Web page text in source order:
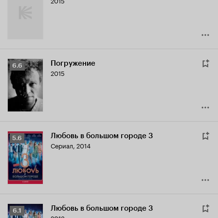
Рейтинг
Кинопоиска
6.6
6.6 Погружение
2015
Рейтинг
Кинопоиска
5.6
5.6 Любовь в большом городе 3
Сериал, 2014
Рейтинг
6.1 Любовь в большом городе 3